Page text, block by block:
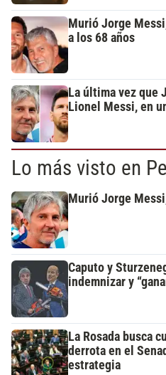
Murió Jorge
a los 68 años
La última vez que
Lionel Messi, en
Lo más visto en
Murió Jorge
Caputo y
indemnizar y
La Rosada busca
derrota en el
estrategia